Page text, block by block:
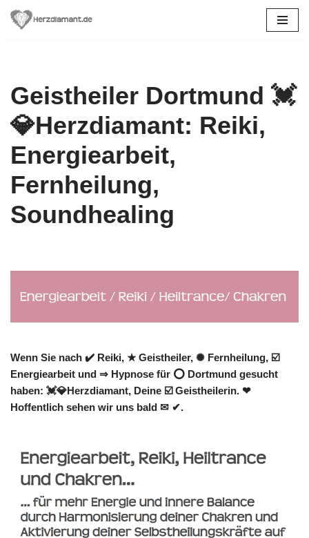
Geistheiler Dortmund 💓️
💎Herzdiamant: Reiki,
Energiearbeit,
Fernheilung,
Soundhealing
Wenn Sie nach ✔️ Reiki, ★ Geistheiler, ✺ Fernheilung, ☑️
Energiearbeit und ⇒ Hypnose für ⭕ Dortmund gesucht
haben: 💓️💎Herzdiamant, Deine ☑️ Geistheilerin. ❤
Hoffentlich sehen wir uns bald ✉ ✔.